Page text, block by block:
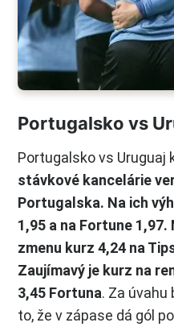
Portugalsko vs
Portugalsko vs Uruguaj
stávkové kancelárie
Portugalska. Na ich
1,95 a na Fortune 1,97.
zmenu kurz 4,24 na
Zaujímavý je kurz na
3,45 Fortuna. Za
to, že v zápase dá gól